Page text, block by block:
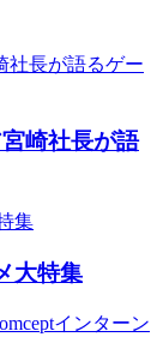
崎社長が語
大特集